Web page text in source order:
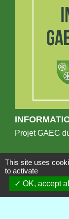
Projet GAEC
This site uses
to activate
OK, accept all